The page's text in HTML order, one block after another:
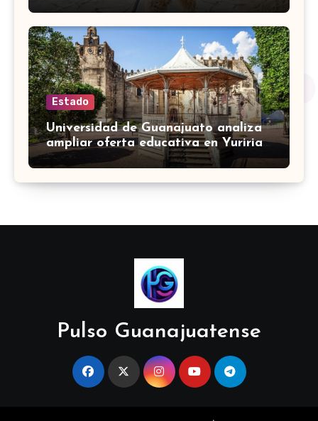
Estado
Universidad de Guanajuato analiza
ampliar oferta educativa en Yuriria
para cubrir demandas de la zona sur
Pulso Guanajuatense